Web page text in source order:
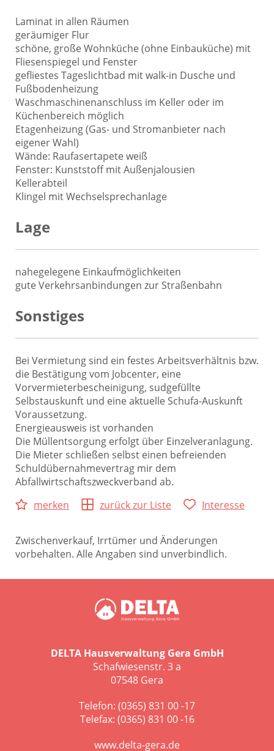
Laminat in allen Räumen
geräumiger Flur
schöne, große Wohnküche (ohne Einbauküche) mit
Fliesenspiegel und Fenster
gefliestes Tageslichtbad mit walk-in Dusche und
Fußbodenheizung
Waschmaschinenanschluss im Keller oder im
Küchenbereich möglich
Etagenheizung (Gas- und Stromanbieter nach
eigener Wahl)
Wände: Raufasertapete weiß
Fenster: Kunststoff mit Außenjalousien
Kellerabteil
Klingel mit Wechselsprechanlage
Lage
nahegelegene Einkaufmöglichkeiten
gute Verkehrsanbindungen zur Straßenbahn
Sonstiges
Bei Vermietung sind ein festes Arbeitsverhältnis bzw.
die Bestätigung vom Jobcenter, eine
Vorvermieterbescheinigung, sudgefüllte
Selbstauskunft und eine aktuelle Schufa-Auskunft
Voraussetzung.
Energieausweis ist vorhanden
Die Müllentsorgung erfolgt über Einzelveranlagung.
Die Mieter schließen selbst einen befreienden
Schuldübernahmevertrag mir dem
Abfallwirtschaftszweckverband ab.
merken
zurück zur Liste Interesse
Zwischenverkauf, Irrtümer und Änderungen
vorbehalten. Alle Angaben sind unverbindlich.
DELTA Hausverwaltung Gera GmbH
Schafwiesenstr. 3 a
07548 Gera
Telefon: (0365) 831 00 -17
Telefax: (0365) 831 00 -16
www.delta-gera.de